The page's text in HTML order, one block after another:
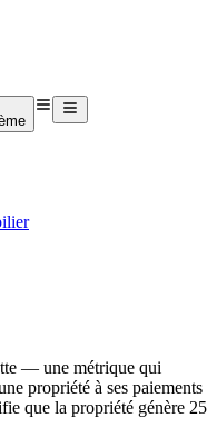
— une métrique qui
propriété à ses paiements
que la propriété génère 25